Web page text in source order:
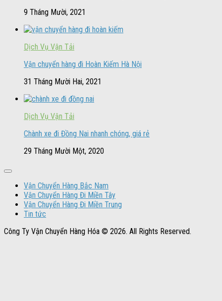
9 Tháng Mười, 2021
Dịch Vụ Vận Tải
Vận chuyển hàng đi Hoàn Kiếm Hà Nội
31 Tháng Mười Hai, 2021
Dịch Vụ Vận Tải
Chành xe đi Đồng Nai nhanh chóng, giá rẻ
29 Tháng Mười Một, 2020
Vận Chuyển Hàng Bắc Nam
Vận Chuyển Hàng Đi Miền Tây
Vận Chuyển Hàng Đi Miền Trung
Tin tức
Công Ty Vận Chuyển Hàng Hóa © 2026. All Rights Reserved.